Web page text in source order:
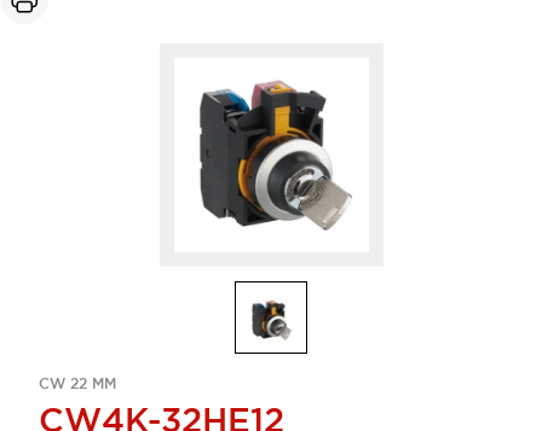
CW 22 MM
CW4K-32HE12